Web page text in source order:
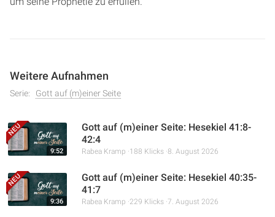
Weitere Aufnahmen
Serie: Gott auf (m)einer Seite
9:52
Gott auf (m)einer Seite: Hesekiel 41:8-
42:4
Rabea Kramp 188 Klicks 8. August 2026
9:36
Gott auf (m)einer Seite: Hesekiel 40:35-
41:7
Rabea Kramp 229 Klicks 7. August 2026